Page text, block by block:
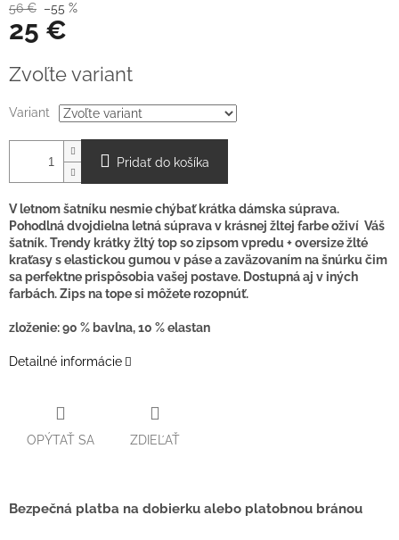
56 € –55 %
25 €
cena:
Zvoľte variant
Variant
Pridať do košíka
V letnom šatníku nesmie chýbať krátka dámska súprava.
Pohodlná dvojdielna letná súprava v krásnej žltej farbe oživí Váš
šatník. Trendy krátky žltý top so zipsom vpredu + oversize žlté
kraťasy s elastickou gumou v páse a zaväzovaním na šnúrku čim
sa perfektne prispôsobia vašej postave. Dostupná aj v iných
farbách. Zips na tope si môžete rozopnúť.
zloženie: 90 % bavlna, 10 % elastan
Detailné informácie
OPÝTAŤ SA ZDIEĽAŤ
Bezpečná platba na dobierku alebo platobnou bránou